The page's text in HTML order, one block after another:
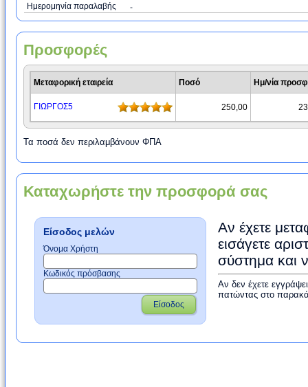
Ημερομηνία παραλαβής -
Προσφορές
Μεταφορική εταιρεία Ποσό Ημ/νία
ΓΙΩΡΓΟΣ5 250,00
Τα ποσά δεν περιλαμβάνουν ΦΠΑ
Καταχωρήστε την προσφορά σας
Είσοδος μελών
Όνομα Χρήστη
Κωδικός πρόσβασης
Είσοδος
Αν έχετε
εισάγετε
σύστημα και
Αν δεν έχετε
πατώντας στο